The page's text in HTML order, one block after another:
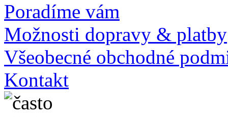
Poradíme vám
Možnosti dopravy & platby
Všeobecné obchodné
Kontakt